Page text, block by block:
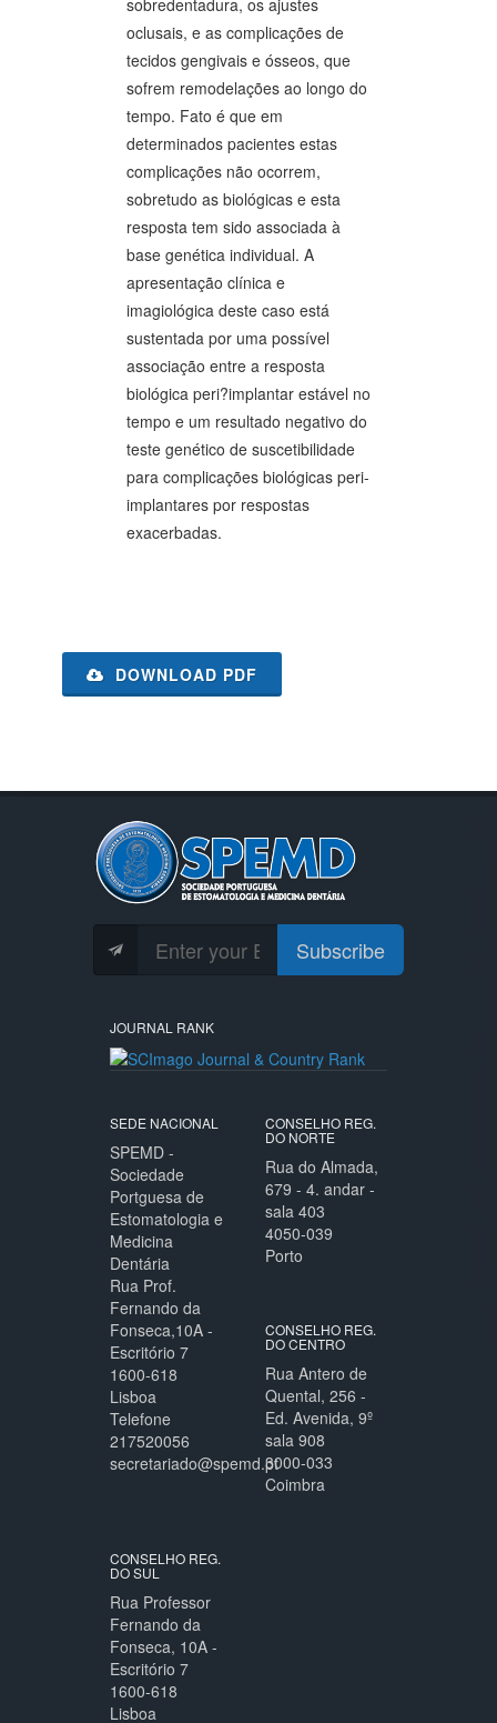
sobredentadura, os ajustes
oclusais, e as complicações de
tecidos gengivais e ósseos, que
sofrem remodelações ao longo do
tempo. Fato é que em
determinados pacientes estas
complicações não ocorrem,
sobretudo as biológicas e esta
resposta tem sido associada à
base genética individual. A
apresentação clínica e
imagiológica deste caso está
sustentada por uma possível
associação entre a resposta
biológica peri?implantar estável no
tempo e um resultado negativo do
teste genético de suscetibilidade
para complicações biológicas peri-
implantares por respostas
exacerbadas.
DOWNLOAD PDF
Subscribe
JOURNAL RANK
SEDE NACIONAL
SPEMD -
Sociedade
Portguesa de
Estomatologia e
Medicina
Dentária
Rua Prof.
Fernando da
Fonseca,10A -
Escritório 7
1600-618
Lisboa
Telefone
217520056
secretariado@spemd.pt
CONSELHO REG.
DO NORTE
Rua do Almada,
679 - 4. andar -
sala 403
4050-039
Porto
CONSELHO REG.
DO CENTRO
Rua Antero de
Quental, 256 -
Ed. Avenida, 9º
sala 908
3000-033
Coimbra
CONSELHO REG.
DO SUL
Rua Professor
Fernando da
Fonseca, 10A -
Escritório 7
1600-618
Lisboa